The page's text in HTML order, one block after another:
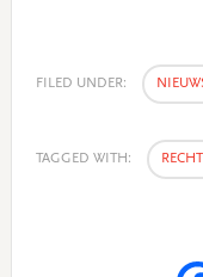
FILED UNDER:
TAGGED WITH: